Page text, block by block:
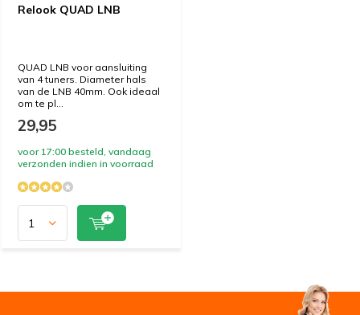
Relook QUAD LNB
QUAD LNB voor aansluiting
van 4 tuners. Diameter hals
van de LNB 40mm. Ook ideaal
om te pl...
29,95
voor 17:00 besteld, vandaag
verzonden indien in voorraad